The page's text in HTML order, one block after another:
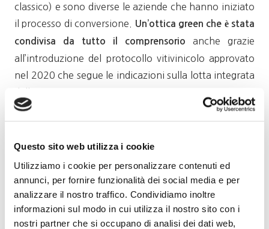
Questo sito web utilizza i cookie
Utilizziamo i cookie per personalizzare contenuti ed
annunci, per fornire funzionalità dei social media e per
analizzare il nostro traffico. Condividiamo inoltre
informazioni sul modo in cui utilizza il nostro sito con i
nostri partner che si occupano di analisi dei dati web,
classico) e sono diverse le aziende che hanno iniziato
il processo di conversione.
Un’ottica green che è stata
condivisa da tutto il comprensorio anche grazie
all’introduzione del protocollo vitivinicolo approvato
nel 2020 che segue le indicazioni sulla lotta integrata
la preservazione del paesaggio
ha portato una forte spinta alla tutela di quegli
elementi caratterizzanti come la pergola veronese o i
muretti a secco. Il prossimo mandato vedrà il
Consorzio come parte attiva nello stimolare ancora di
più gli interventi di manutenzione, sorveglianza delle